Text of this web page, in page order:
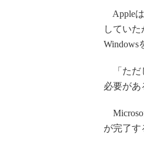
Appleは
していた
Windows
「ただ
必要があ
が完了す